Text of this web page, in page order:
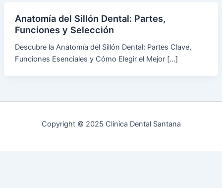
Anatomía del Sillón Dental: Partes,
Funciones y Selección
Descubre la Anatomía del Sillón Dental: Partes Clave,
Funciones Esenciales y Cómo Elegir el Mejor […]
Copyright © 2025 Clínica Dental Santana